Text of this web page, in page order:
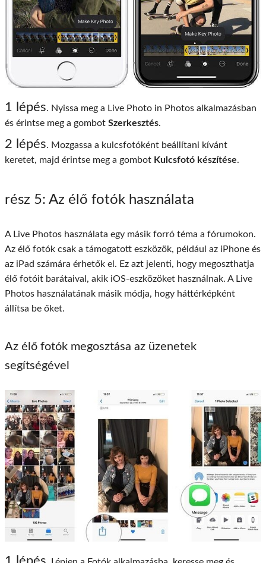
1 lépés. Nyissa meg a Live Photo in Photos alkalmazásban
és érintse meg a gombot Szerkesztés.
2 lépés. Mozgassa a kulcsfotóként beállítani kívánt
keretet, majd érintse meg a gombot Kulcsfotó készítése.
rész 5: Az élő fotók használata
A Live Photos használata egy másik forró téma a fórumokon.
Az élő fotók csak a támogatott eszközök, például az iPhone és
az iPad számára érhetők el. Ez azt jelenti, hogy megoszthatja
élő fotóit barátaival, akik iOS-eszközöket használnak. A Live
Photos használatának másik módja, hogy háttérképként
állítsa be őket.
Az élő fotók megosztása az üzenetek
segítségével